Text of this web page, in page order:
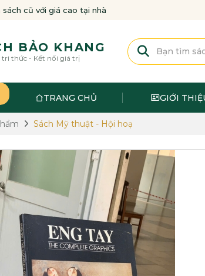
sách cũ với giá cao tại nhà
BẢO KHANG
tri thức - Kết nối giá trị
TRANG CHỦ GIỚI
Sách Mỹ thuật - Hội hoạ